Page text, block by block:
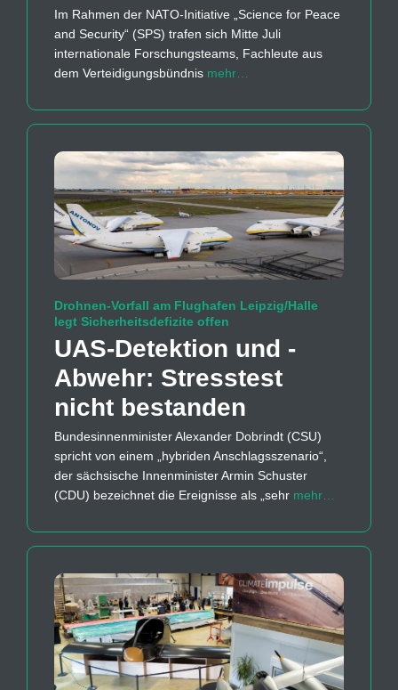
Im Rahmen der NATO-Initiative „Science for Peace
and Security“ (SPS) trafen sich Mitte Juli
internationale Forschungsteams, Fachleute aus
dem Verteidigungsbündnis mehr…
Drohnen-Vorfall am Flughafen Leipzig/Halle
legt Sicherheitsdefizite offen
UAS-Detektion und -
Abwehr: Stresstest
nicht bestanden
Bundesinnenminister Alexander Dobrindt (CSU)
spricht von einem „hybriden Anschlagsszenario“,
der sächsische Innenminister Armin Schuster
(CDU) bezeichnet die Ereignisse als „sehr mehr…